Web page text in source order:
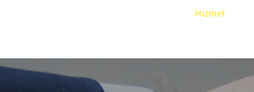
Hizmet